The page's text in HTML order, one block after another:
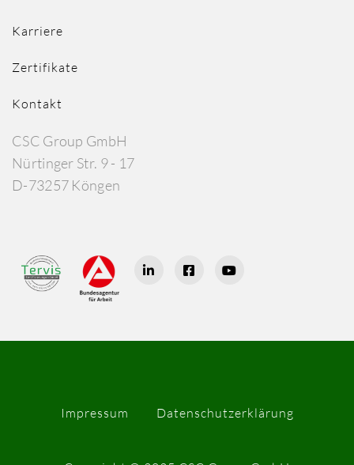
Karriere
Zertifikate
Kontakt
CSC Group GmbH
Nürtinger Str. 9 - 17
D-73257 Köngen
Impressum Datenschutzerklärung